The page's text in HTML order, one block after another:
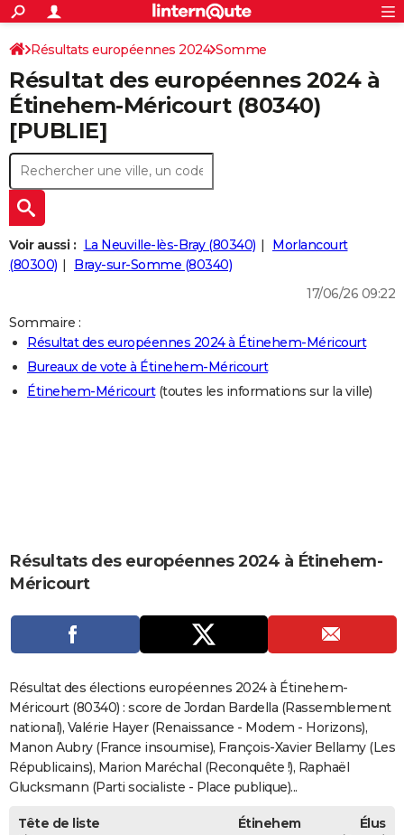
ACTUALITÉS
Politique
Société
Faits Divers
Education
Monde
Villes
+
SPORT
Coupe du monde 2026
Football
Tennis
Cyclisme
Rugby
Forum
CULTURE
Programme TV
TNT
Streaming
Cinéma
Sorties cinéma
Musique
+FINANCE
Retraite
Impôts
Epargne
Immobilier
Risques naturels par ville
Banque
Assurance
CréditAUTO
Essais
Réserver un essai
Citadines
Berlines
SUV
Forum auto
+HIGH-TECH
Mobiles
Meilleur smartphone
Internet
Ordinateurs
Jeux vidéo
Guide high-tech
+
BRICOLAGE
Forum
Aménagement intérieur
Extérieur
Cuisine
Salle de bains
Jardinage
Rangement
+
LIFESTYLE
Art de vivre
Bien-être
Loisirs
Mode
Modes de vie
SANTE
Alimentation
Guide de la santé
Maladies
Médicaments
Sommeil
VOYAGE
Carte de Noël
Carte Bonne année
Carte Saint-Valentin
Carte Pâques
Carte d'anniversaire
COPAINS D'AVANT
AVIS DE DÉCÈS
FORUM
Bricolage
Lifestyle
Culture
Sport
Auto
Television
Voyage
Cinema
S'inscrire
Connexion
Résultats européennes 2024 Somme
Résultat des européennes 2024 à
Étinehem-Méricourt (80340)
[PUBLIE]
Voir aussi : La Neuville-lès-Bray (80340)
Morlancourt
(80300)
Bray-sur-Somme (80340)
17/06/26 09:22
Sommaire :
Résultat des européennes 2024 à Étinehem-Méricourt
Bureaux de vote à Étinehem-Méricourt
Étinehem-Méricourt(toutes les informations sur la ville)
Résultats des européennes 2024 à Étinehem-
Méricourt
Résultat des élections européennes 2024 à Étinehem-
Méricourt (80340) : score de Jordan Bardella (Rassemblement
national), Valérie Hayer (Renaissance - Modem - Horizons),
Manon Aubry (France insoumise), François-Xavier Bellamy (Les
Républicains), Marion Maréchal (Reconquête !), Raphaël
Glucksmann (Parti socialiste - Place publique)...
Tête de liste
Étinehem
Élus